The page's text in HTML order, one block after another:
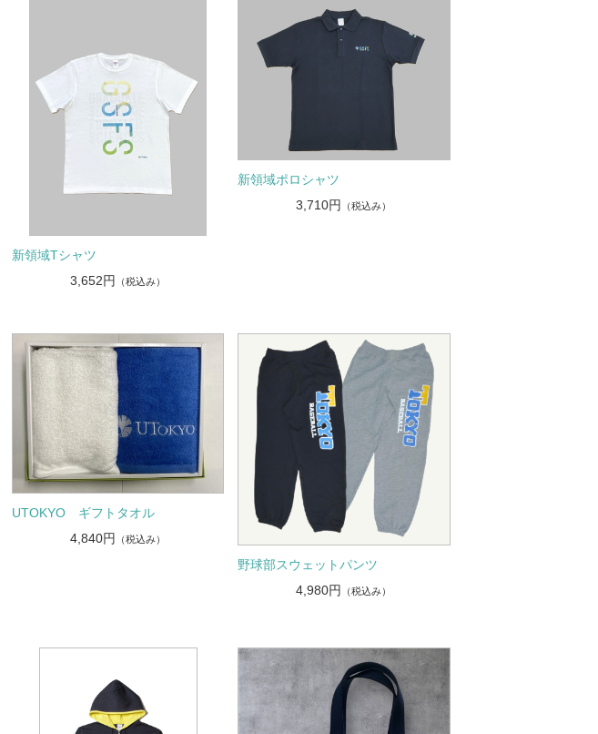
新領域Tシャツ
3,652円
（税込み）
新領域ポロシャツ
3,710円
（税込み）
UTOKYO ギフトタオル
4,840円
（税込み）
野球部スウェットパンツ
4,980円
（税込み）